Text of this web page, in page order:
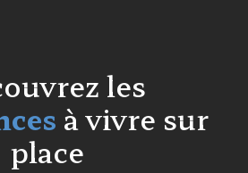
les
à vivre sur
place